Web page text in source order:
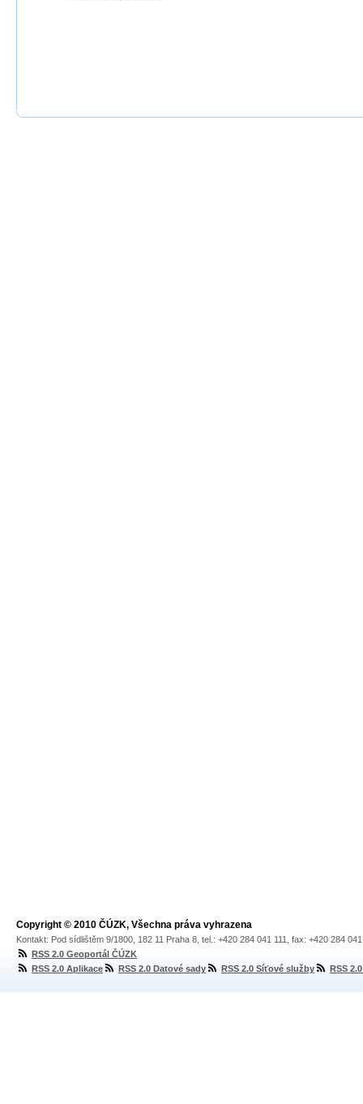
Copyright © 2010 ČÚZK, Všechna práva vyhrazena
Kontakt: Pod sídlištěm 9/1800, 182 11 Praha 8, tel.: +420 284 041 111, fax: +420 284
RSS 2.0 Geoportál ČÚZK
RSS 2.0 Aplikace
RSS 2.0 Datové sady RSS 2.0 Síťové služby RSS